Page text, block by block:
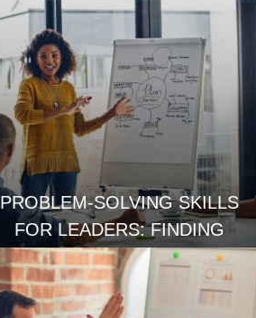
PROBLEM-SOLVING SKILLS
FOR LEADERS: FINDING
CREATIVE SOLUTIONS